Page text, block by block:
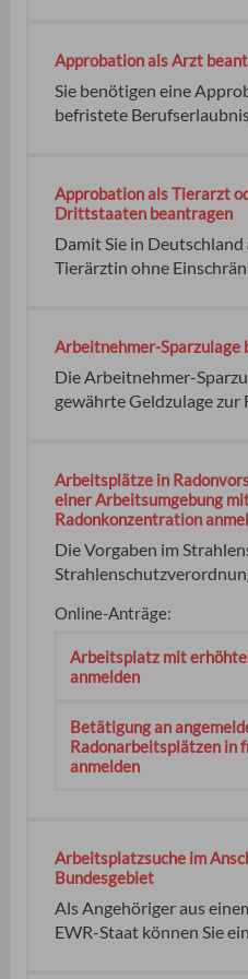
folgenden Fällen einen
Villastraße 1 70190
Approbation als Arzt
Sie benötigen eine
befristete
Stellen Sie den Antrag
schriftlich. Das jeweilige
Sie im Internet
Approbation als Tierarzt
Drittstaaten beantragen
Damit Sie in
Tierärztin ohne
Schweiz stammt, gelten
Antrag für das Verfahren
Ausland stellen.
Arbeitnehmer-Sparzulage
Die Arbeitnehmer-
gewährte Geldzulage zur
vermögenswirksame
Arbeitnehmer-
Hinweis: keine keine
Arbeitsplätze in
einer Arbeitsumgebung
Radonkonzentration
Die Vorgaben im
wenn Sie Melden Sie als
Ihre gemessenen
Regierungspräsidium an,
Online-Anträge:
Arbeitsplatz mit
anmelden
Betätigung an
Radonarbeitsplätzen in
anmelden
Arbeitsplatzsuche im
Bundesgebiet
Als Angehöriger aus
EWR-Staat können Sie